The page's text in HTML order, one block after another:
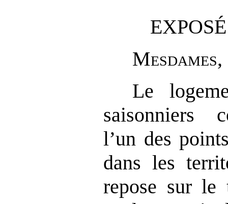
Mesdames
Le
saisonniers
l’un des
dans les
repose sur le